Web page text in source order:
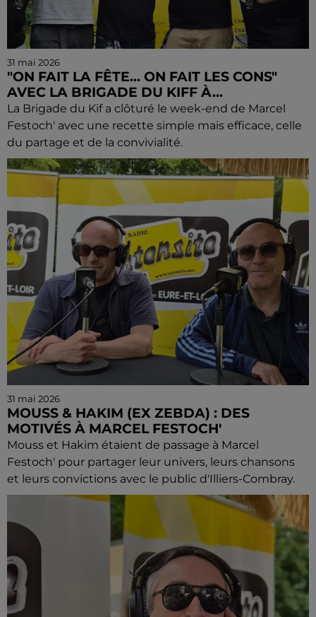
31 mai 2026
"ON FAIT LA FÊTE... ON FAIT LES CONS"
AVEC LA BRIGADE DU KIFF À...
La Brigade du Kif a clôturé le week-end de Marcel
Festoch' avec une recette simple mais efficace, celle
du partage et de la convivialité.
31 mai 2026
MOUSS & HAKIM (EX ZEBDA) : DES
MOTIVÉS À MARCEL FESTOCH'
Mouss et Hakim étaient de passage à Marcel
Festoch' pour partager leur univers, leurs chansons
et leurs convictions avec le public d'Illiers-Combray.